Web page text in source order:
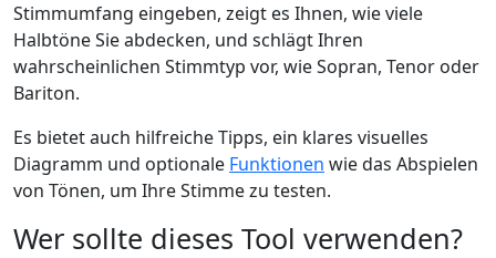
Stimmumfang eingeben, zeigt es Ihnen, wie viele
Halbtöne Sie abdecken, und schlägt Ihren
wahrscheinlichen Stimmtyp vor, wie Sopran, Tenor oder
Bariton.
Es bietet auch hilfreiche Tipps, ein klares visuelles
Diagramm und optionale Funktionen wie das Abspielen
von Tönen, um Ihre Stimme zu testen.
Wer sollte dieses Tool verwenden?